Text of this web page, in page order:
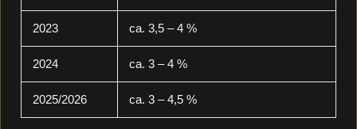
2023 ca. 3,5 – 4 %
2024 ca. 3 – 4 %
2025/2026 ca. 3 – 4,5 %